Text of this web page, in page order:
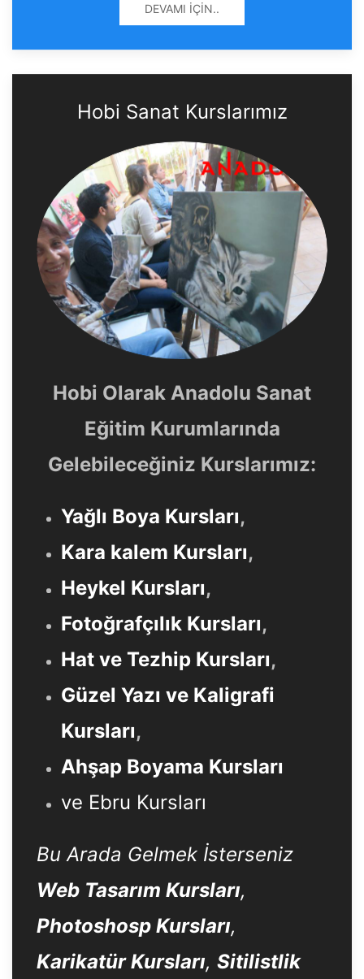
DEVAMI İÇIN..
Hobi Sanat Kurslarımız
Hobi Olarak Anadolu Sanat
Eğitim Kurumlarında
Gelebileceğiniz Kurslarımız:
Yağlı Boya Kursları,
Kara kalem Kursları,
Heykel Kursları,
Fotoğrafçılık Kursları,
Hat ve Tezhip Kursları,
Güzel Yazı ve Kaligrafi
Kursları,
Ahşap Boyama Kursları
ve Ebru Kursları
Bu Arada Gelmek İsterseniz
Web Tasarım Kursları,
Photoshosp Kursları,
Karikatür Kursları, Sitilistlik